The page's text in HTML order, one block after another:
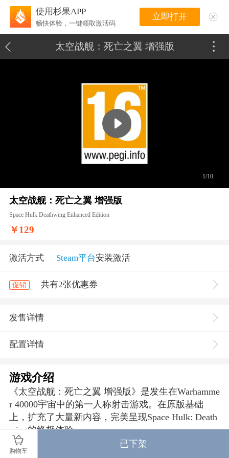
使用杉果APP
畅快体验，一键领取激活码
立即打开
太空战舰：死亡之翼 增强版
1/10
太空战舰：死亡之翼 增强版
Space Hulk Deathwing Enhanced Edition
￥129
激活方式 Steam平台安装激活
促销 共有2张优惠券
发售详情
配置详情
游戏介绍
《太空战舰：死亡之翼 增强版》是发生在Warhamme
r 40000宇宙中的第一人称射击游戏。在原版基础
上，扩充了大量新内容，完美呈现Space Hulk: Death
wing的终极体验。
作为一名死亡之翼的太空陆战队员 – 隶属于黑天使
购物车
已下架